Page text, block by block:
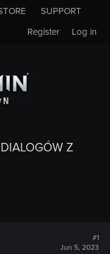
SUPPORT
Log in
Register
Z
#1
Jun 5, 2023